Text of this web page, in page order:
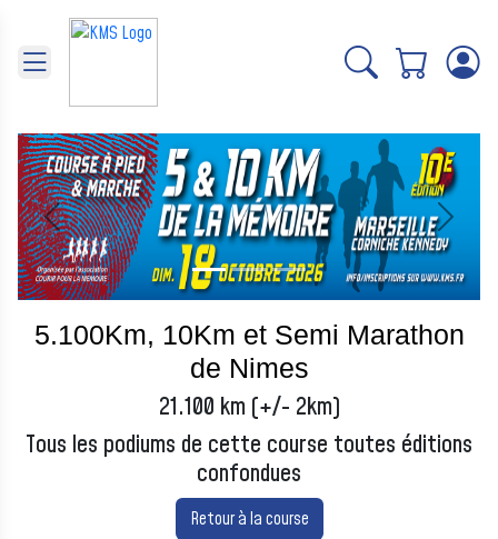
Précédent Suivant
5.100Km, 10Km et Semi Marathon
de Nimes
21.100 km (+/- 2km)
Tous les podiums de cette course toutes éditions
confondues
Retour à la course
Panneau de gestion des cookies